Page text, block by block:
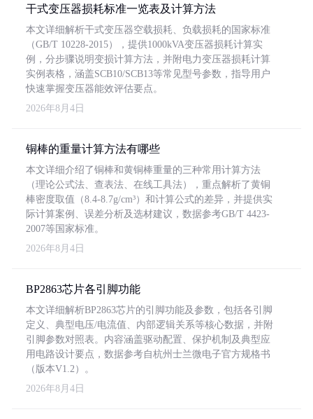
干式变压器损耗标准一览表及计算方法
本文详细解析干式变压器空载损耗、负载损耗的国家标准
（GB/T 10228-2015），提供1000kVA变压器损耗计算实
例，分步骤说明变损计算方法，并附电力变压器损耗计算
实例表格，涵盖SCB10/SCB13等常见型号参数，指导用户
快速掌握变压器能效评估要点。
2026年8月4日
铜棒的重量计算方法有哪些
本文详细介绍了铜棒和黄铜棒重量的三种常用计算方法
（理论公式法、查表法、在线工具法），重点解析了黄铜
棒密度取值（8.4-8.7g/cm³）和计算公式的差异，并提供实
际计算案例、误差分析及选材建议，数据参考GB/T 4423-
2007等国家标准。
2026年8月4日
BP2863芯片各引脚功能
本文详细解析BP2863芯片的引脚功能及参数，包括各引脚
定义、典型电压/电流值、内部逻辑关系等核心数据，并附
引脚参数对照表。内容涵盖驱动配置、保护机制及典型应
用电路设计要点，数据参考自杭州士兰微电子官方规格书
（版本V1.2）。
2026年8月4日